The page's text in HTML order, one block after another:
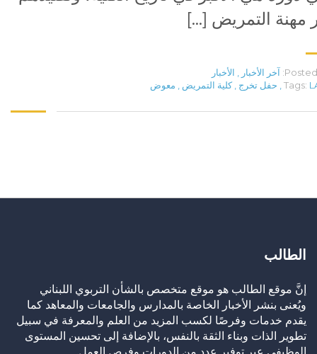
مهنة التمريض […]
Posted آخر الأخبار , الأخبار
Tags:
, حفل تخرج , كلية التمريض , معوض
الطالب
إنَّ موقع الطالب هو موقع متخصص بالشأن التربوي اللبناني
ويُعنى بنشر الأخبار الخاصة بالمدارس والجامعات والمعاهد كما
يقدم خدمات وفرصًا لكسب المزيد من العلم والمعرفة في سبيل
تطوير الذات وبناء الثقة بالنفس، بالإضافة إلى تحسين المستوى